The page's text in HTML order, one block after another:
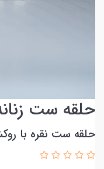
حلقه ست زنانه
حلقه ست نقره با